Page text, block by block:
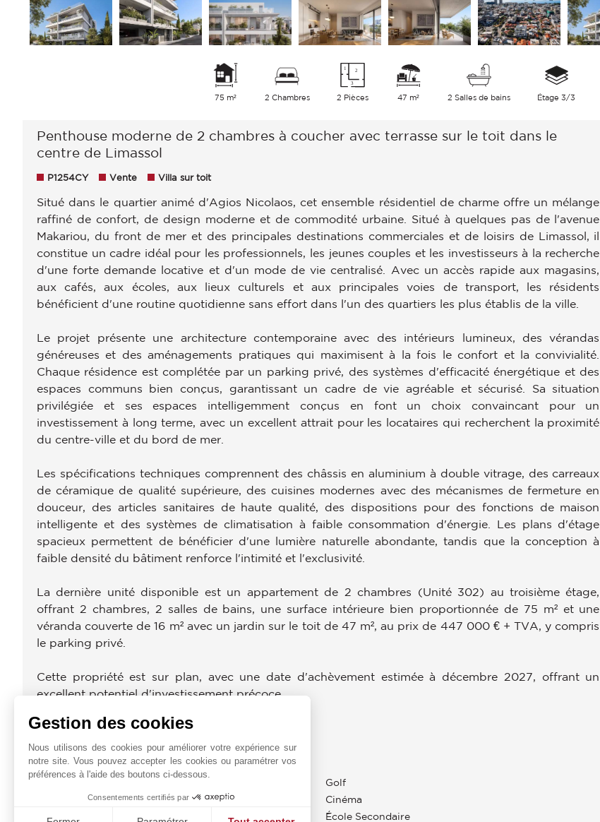
75 m² 2 Chambres 2 Pièces 47 m² 2 Salles de bains Étage 3/3
Penthouse moderne de 2 chambres à coucher avec terrasse sur le toit dans le
centre de Limassol
P1254CY Vente Villa sur toit
Situé dans le quartier animé d'Agios Nicolaos, cet ensemble résidentiel de charme offre un mélange
raffiné de confort, de design moderne et de commodité urbaine. Situé à quelques pas de l'avenue
Makariou, du front de mer et des principales destinations commerciales et de loisirs de Limassol, il
constitue un cadre idéal pour les professionnels, les jeunes couples et les investisseurs à la recherche
d'une forte demande locative et d'un mode de vie centralisé. Avec un accès rapide aux magasins,
aux cafés, aux écoles, aux lieux culturels et aux principales voies de transport, les résidents
bénéficient d'une routine quotidienne sans effort dans l'un des quartiers les plus établis de la ville.
Le projet présente une architecture contemporaine avec des intérieurs lumineux, des vérandas
généreuses et des aménagements pratiques qui maximisent à la fois le confort et la convivialité.
Chaque résidence est complétée par un parking privé, des systèmes d'efficacité énergétique et des
espaces communs bien conçus, garantissant un cadre de vie agréable et sécurisé. Sa situation
privilégiée et ses espaces intelligemment conçus en font un choix convaincant pour un
investissement à long terme, avec un excellent attrait pour les locataires qui recherchent la proximité
du centre-ville et du bord de mer.
Les spécifications techniques comprennent des châssis en aluminium à double vitrage, des carreaux
de céramique de qualité supérieure, des cuisines modernes avec des mécanismes de fermeture en
douceur, des articles sanitaires de haute qualité, des dispositions pour des fonctions de maison
intelligente et des systèmes de climatisation à faible consommation d'énergie. Les plans d'étage
spacieux permettent de bénéficier d'une lumière naturelle abondante, tandis que la conception à
faible densité du bâtiment renforce l'intimité et l'exclusivité.
La dernière unité disponible est un appartement de 2 chambres (Unité 302) au troisième étage,
offrant 2 chambres, 2 salles de bains, une surface intérieure bien proportionnée de 75 m² et une
véranda couverte de 16 m² avec un jardin sur le toit de 47 m², au prix de 447 000 € + TVA, y compris
le parking privé.
Cette propriété est sur plan, avec une date d'achèvement estimée à décembre 2027, offrant un
excellent potentiel d'investissement précoce.
Reg. No : 1315 | Lic. No : 368/E
PROXIMITÉS
Centre Ville
Golf
Cinéma
École Secondaire
Gestion des cookies
Nous utilisons des cookies pour améliorer votre expérience sur
notre site. Vous pouvez accepter les cookies ou paramétrer vos
préférences à l'aide des boutons ci-dessous.
Consentements certifiés par